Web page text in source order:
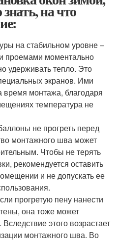
на что
на стабильном уровне –
проемами моментально
удерживать тепло. Это
экранов. Ими
монтажа, благодаря
температура не
не прогреть перед
монтажного шва может
Чтобы не терять
рекомендуется оставить
и не допускать ее
прогретую пену нанести
она тоже может
этого возрастает
монтажного шва. Во